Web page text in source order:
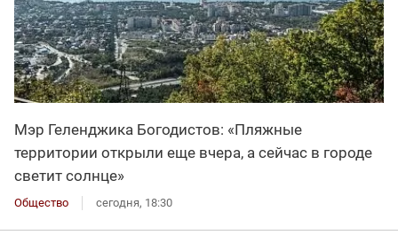
Мэр Геленджика Богодистов: «Пляжные
территории открыли еще вчера, а сейчас в городе
светит солнце»
Общество сегодня, 18:30